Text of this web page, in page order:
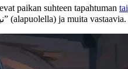
paikan suhteen tapahtuman tai
(täällä), ”وہاں” (tuolla), ”اوپر” (yläpuolella), ”نیچے” (alapuolella) ja muita vastaavia.